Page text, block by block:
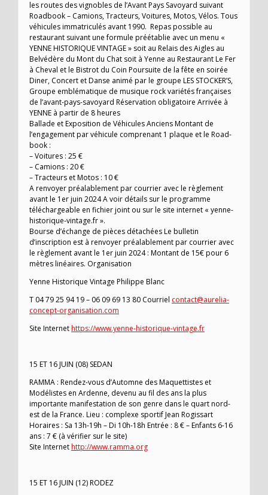
les routes des vignobles de l’Avant Pays Savoyard suivant
Roadbook – Camions, Tracteurs, Voitures, Motos, Vélos. Tous
véhicules immatriculés avant 1990. Repas possible au
restaurant suivant une formule préétablie avec un menu «
YENNE HISTORIQUE VINTAGE » soit au Relais des Aigles au
Belvédère du Mont du Chat soit à Yenne au Restaurant Le Fer
à Cheval et le Bistrot du Coin Poursuite de la fête en soirée
Diner, Concert et Danse animé par le groupe LES STOCKER’S,
Groupe emblématique de musique rock variétés françaises
de l’avant-pays-savoyard Réservation obligatoire Arrivée à
YENNE à partir de 8 heures
Ballade et Exposition de Véhicules Anciens Montant de
l’engagement par véhicule comprenant 1 plaque et le Road-
book :
– Voitures : 25 €
– Camions : 20 €
– Tracteurs et Motos : 10 €
A renvoyer préalablement par courrier avec le règlement
avant le 1er juin 2024 A voir détails sur le programme
téléchargeable en fichier joint ou sur le site internet « yenne-
historique-vintage.fr ».
Bourse d’échange de pièces détachées Le bulletin
d’inscription est à renvoyer préalablement par courrier avec
le règlement avant le 1er juin 2024 : Montant de 15€ pour 6
mètres linéaires. Organisation
Yenne Historique Vintage Philippe Blanc
T 04 79 25 94 19 – 06 09 69 13 80 Courriel contact@aurelia-
concept-organisation.com
Site Internethttps://www.yenne-historique-vintage.fr
15 ET 16 JUIN (08) SEDAN
RAMMA : Rendez-vous d’Automne des Maquettistes et
Modélistes en Ardenne, devenu au fil des ans la plus
importante manifestation de son genre dans le quart nord-
est de la France. Lieu : complexe sportif Jean Rogissart
Horaires : Sa 13h-19h – Di 10h-18h Entrée : 8 € – Enfants 6-16
ans : 7 € (à vérifier sur le site)
Site Internethttp://www.ramma.org
15 ET 16 JUIN (12) RODEZ